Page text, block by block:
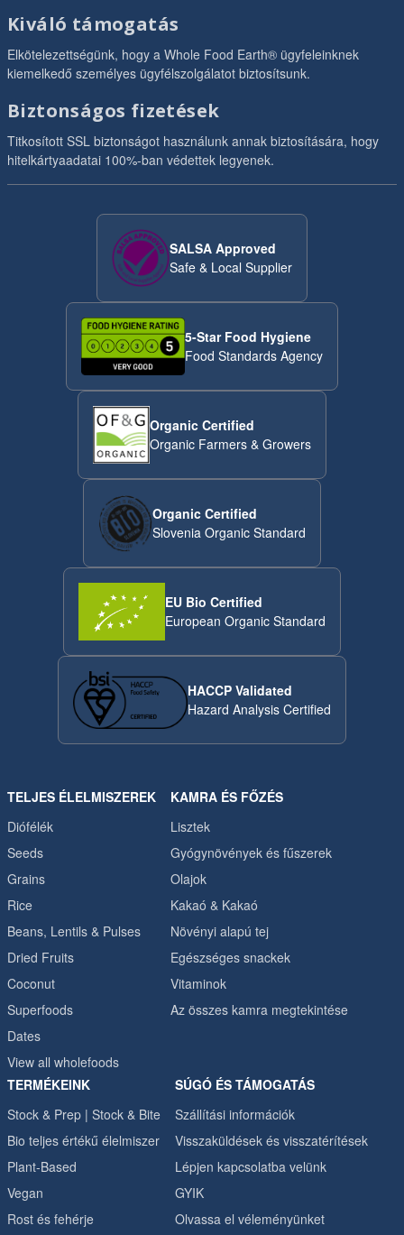
Kiváló támogatás
Elkötelezettségünk, hogy a Whole Food Earth® ügyfeleinknek
kiemelkedő személyes ügyfélszolgálatot biztosítsunk.
Biztonságos fizetések
Titkosított SSL biztonságot használunk annak biztosítására, hogy
hitelkártyaadatai 100%-ban védettek legyenek.
SALSA Approved
Safe & Local Supplier
5-Star Food Hygiene
Food Standards Agency
Organic Certified
Organic Farmers & Growers
Organic Certified
Slovenia Organic Standard
EU Bio Certified
European Organic Standard
HACCP Validated
Hazard Analysis Certified
TELJES ÉLELMISZEREK
Diófélék
Seeds
Grains
Rice
Beans, Lentils & Pulses
Dried Fruits
Coconut
Superfoods
Dates
View all wholefoods
KAMRA ÉS FŐZÉS
Lisztek
Gyógynövények és fűszerek
Olajok
Kakaó & Kakaó
Növényi alapú tej
Egészséges snackek
Vitaminok
Az összes kamra megtekintése
TERMÉKEINK
Stock & Prep | Stock & Bite
Bio teljes értékű élelmiszer
Plant-Based
Vegan
Rost és fehérje
SÚGÓ ÉS TÁMOGATÁS
Szállítási információk
Visszaküldések és visszatérítések
Lépjen kapcsolatba velünk
GYIK
Olvassa el véleményünket